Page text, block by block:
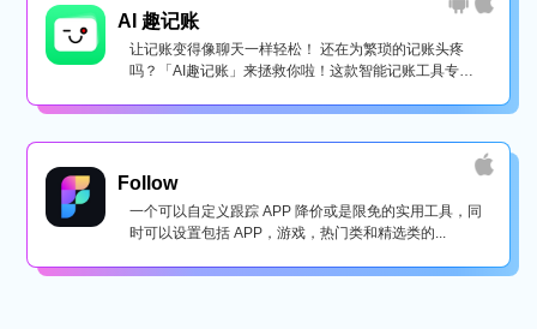
AI 趣记账
让记账变得像聊天一样轻松！ 还在为繁琐的记账头疼
吗？「AI趣记账」来拯救你啦！这款智能记账工具专为
Follow
一个可以自定义跟踪 APP 降价或是限免的实用工具，同
时可以设置包括 APP，游戏，热门类和精选类的...